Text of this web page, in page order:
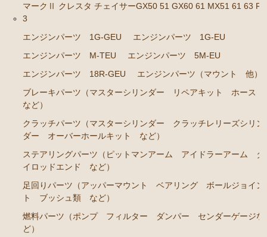
ブレーキパーツ（マスターシリンダー リペアキッ
ト ホース など）
クラッチパーツ（マスターシリンダー クラッチレリ
ーズシリンダー オーバーホールキット など）
ステアリングパーツ（各種リペアキット ラックブー
ツ ラックエンド タイロッドエンド など）
足回りパーツ（アッパーマウント ベアリング ボー
ルジョイント ブッシュ類 など）
ーゲージなど）
シャフトブーツ デフなど）
ウエザーストリップ
エアコン ヒーター関係
マークⅡ クレスタ チェイサーGX50 51 GX60 61 MX51 61 63
3
エンジンパーツ 1G-GEU
エンジンパーツ 1G-EU
エンジンパーツ M-TEU
エンジンパーツ 5M-EU
エンジンパーツ 18R-GEU
エンジンパーツ（マウント 他）
ブレーキパーツ（マスターシリンダー リペアキット ホース
など）
クラッチパーツ（マスターシリンダー クラッチレリーズシリン
ダー オーバーホールキット など）
ステアリングパーツ（ピットマンアーム アイドラーアーム タ
イロッドエンド など）
足回りパーツ（アッパーマウント ベアリング ボールジョイン
ト ブッシュ類 など）
燃料パーツ（ポンプ フィルター ダンパー センダーゲージな
ど）